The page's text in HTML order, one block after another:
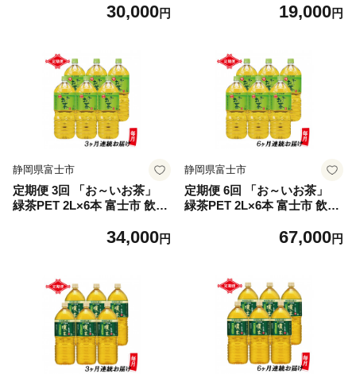
性表示食品】 体脂肪 カテキ
30,000円
備蓄 防災 飲料 富士市 [sf066-
19,000円
静岡県富士市
定期便 3回 「お～いお茶」
緑茶PET 2L×6本 富士市 飲料
34,000円
静岡県富士市
定期便 6回 「お～いお茶」
緑茶PET 2L×6本 富士市 飲料
67,000円